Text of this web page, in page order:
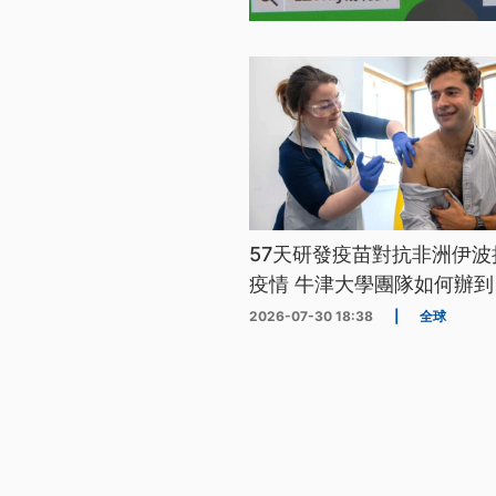
57天研發疫苗對抗非洲伊
疫情 牛津大學團隊如何辦
2026-07-30 18:38 全球